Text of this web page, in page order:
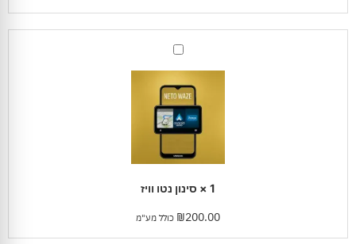
סינון
נטו
וויז
1
× סינון נטו וויז
₪200.00 כולל מע"מ